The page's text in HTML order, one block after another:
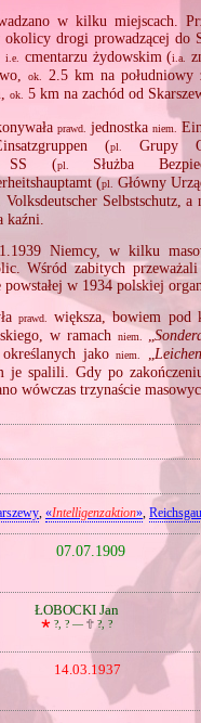
w kilku miejscach.
okolicy drogi prowadzącej do
i.e. cmentarzu żydowskim (i.a.
ok.
2.5 km na południowy
ok. 5 km na zachód od
prawd. jednostkaniem.
(pl.
Grupy
SS (pl. Służba
(pl. Główny
Volksdeutscher Selbstschutz,
kaźni.
Niemcy, w kilku
Wśród zabitych
powstałej w 1934 polskiej
prawd.
większa, bowiem pod
w ramach
niem. „
jakoniem.
je spalili. Gdy po
wówczas trzynaście
, «Intelligenzaktion»,
07.07.1909
ŁOBOCKI Jan
🞲?, ? — 🕆?, ?
14.03.1937